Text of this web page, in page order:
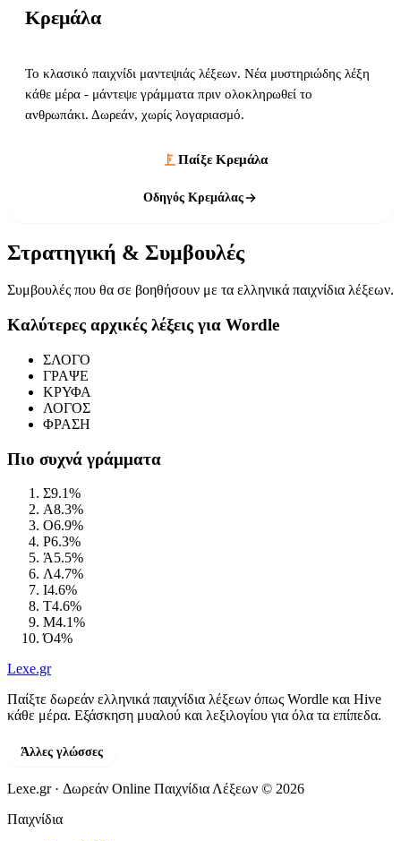
Κρεμάλα
Το κλασικό παιχνίδι μαντεψιάς λέξεων. Νέα μυστηριώδης λέξη
κάθε μέρα - μάντεψε γράμματα πριν ολοκληρωθεί το
ανθρωπάκι. Δωρεάν, χωρίς λογαριασμό.
Παίξε Κρεμάλα
Οδηγός Κρεμάλας
Στρατηγική & Συμβουλές
Συμβουλές που θα σε βοηθήσουν με τα ελληνικά παιχνίδια λέξεων.
Καλύτερες αρχικές λέξεις για Wordle
ΣΛΟΓΟ
ΓΡΑΨΕ
ΚΡΥΦΑ
ΛΟΓΟΣ
ΦΡΑΣΗ
Πιο συχνά γράμματα
Σ9.1%
Α8.3%
Ο6.9%
Ρ6.3%
Ά5.5%
Λ4.7%
Ι4.6%
Τ4.6%
Μ4.1%
Ό4%
Lexe.gr
Παίξτε δωρεάν ελληνικά παιχνίδια λέξεων όπως Wordle και Hive
κάθε μέρα. Εξάσκηση μυαλού και λεξιλογίου για όλα τα επίπεδα.
Άλλες γλώσσες
Lexe.gr · Δωρεάν Online Παιχνίδια Λέξεων © 2026
Παιχνίδια